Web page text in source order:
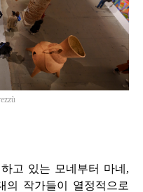
고 있는 모네부터 마네 ,
의 작가들이 열정적으로